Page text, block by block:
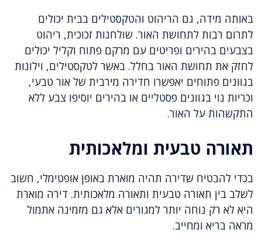
באותה מידה, גם הריהוט והטקסטילים בבית יכולים
לתרום רבות לתחושת האור. שולחנות זכוכית, ריהוט
בצבעים בהירים ופריטים עם מרקם פתוח וקליל יכולים
לחזק את תחושת האור בחלל. באשר לטקסטילים, וילונות
בגוונים פתוחים יאפשרו חדירה מירבית של אור טבעי,
וכריות נוי בגוונים פסטליים או בהירים יוסיפו צבע ללא
התקשהות על האור.
תאורה טבעית ומלאכותית
בכדי להבטיח שדירה תהיה מוארת באופן אופטימלי, חשוב
לשלב בין תאורה טבעית ותאורה מלאכותית. דירה מוארת
היא לא רק נוחה יותר למגורים אלא גם מזמינה אתמול
מראה בריא ומחייב.